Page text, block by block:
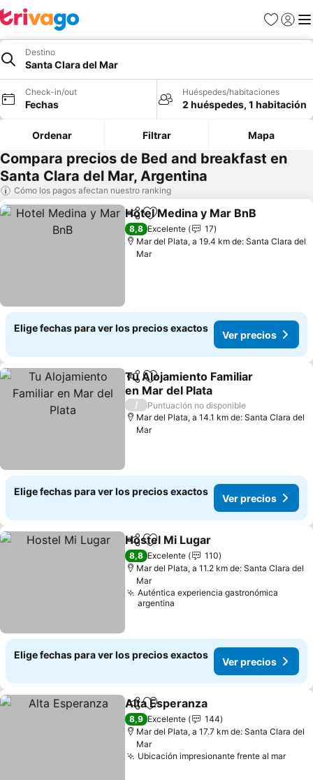
Favoritos
Iniciar
Destino
Santa Clara del Mar
Check-in/out
Fechas
Huéspedes/habitaciones
2 huéspedes, 1 habitación
Ordenar Filtrar Mapa
Compara precios de Bed and breakfast en
Santa Clara del Mar, Argentina
Cómo los pagos afectan nuestro ranking
CompartirAgregar a favoritos
Hotel Medina y Mar BnB
8,8 Excelente
17
Mar del Plata, a 19.4 km de: Santa Clara del
Mar
Elige fechas para ver los precios exactos
Ver precios
Compartir
Agregar a favoritos
Tu Alojamiento Familiar
en Mar del Plata
/
Puntuación no disponible
Mar del Plata, a 14.1 km de: Santa Clara del
Mar
Elige fechas para ver los precios exactos
Ver precios
CompartirAgregar a favoritos
Hostel Mi Lugar
8,8 Excelente
110
Mar del Plata, a 11.2 km de: Santa Clara del
Mar
Auténtica experiencia gastronómica
argentina
Elige fechas para ver los precios exactos
Ver precios
CompartirAgregar a favoritos
Alta Esperanza
8,9 Excelente
144
Mar del Plata, a 17.7 km de: Santa Clara del
Mar
Ubicación impresionante frente al mar